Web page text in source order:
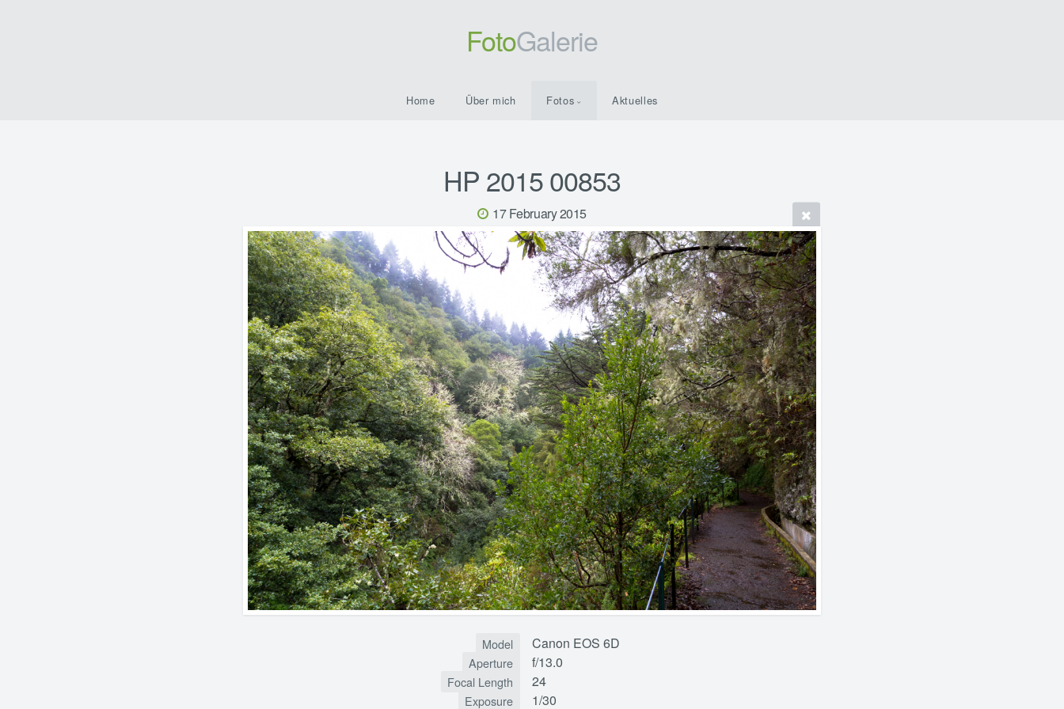
FotoGalerie
Home Über mich Fotos Aktuelles
HP 2015 00853
17 February 2015
Model Canon EOS 6D
Aperture f/13.0
Focal Length 24
Exposure 1/30